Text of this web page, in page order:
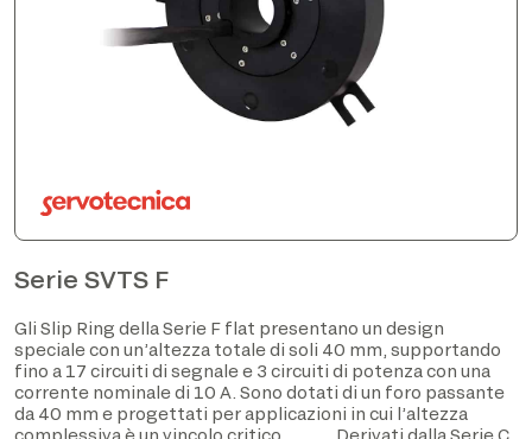
Serie SVTS F
Gli Slip Ring della Serie F flat presentano un design
speciale con un’altezza totale di soli 40 mm, supportando
fino a 17 circuiti di segnale e 3 circuiti di potenza con una
corrente nominale di 10 A. Sono dotati di un foro passante
da 40 mm e progettati per applicazioni in cui l’altezza
complessiva è un vincolo critico. Derivati dalla Serie C,